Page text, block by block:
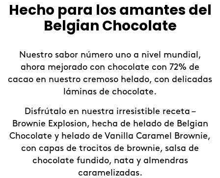
Hecho para los amantes del
Belgian Chocolate
Nuestro sabor número uno a nivel mundial,
ahora mejorado con chocolate con 72% de
cacao en nuestro cremoso helado, con delicadas
láminas de chocolate.
Disfrútalo en nuestra irresistible receta –
Brownie Explosion, hecha de helado de Belgian
Chocolate y helado de Vanilla Caramel Brownie,
con capas de trocitos de brownie, salsa de
chocolate fundido, nata y almendras
caramelizadas.